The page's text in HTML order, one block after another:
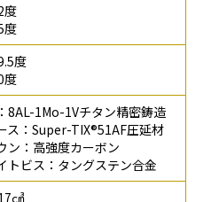
度
度
度
度
8AL-1Mo-1Vチタン精密鋳造
ス：Super-TIX®51AF圧延材
ン：高強度カーボン
トビス：タングステン合金
㎤